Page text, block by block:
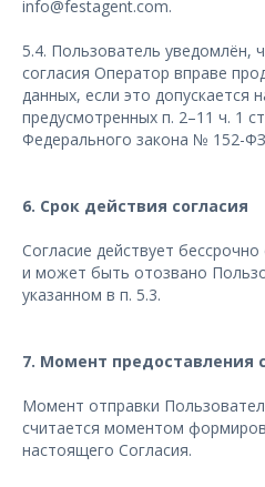
info@festagent.com.
5.4. Пользователь уведомлён,
согласия Оператор вправе
данных, если это допускается
предусмотренных п. 2–11 ч. 1
Федерального закона № 152-
6. Срок действия согласия
Согласие действует
и может быть отозвано
указанном в п. 5.3.
7. Момент предоставления
Момент отправки
считается моментом
настоящего Согласия.